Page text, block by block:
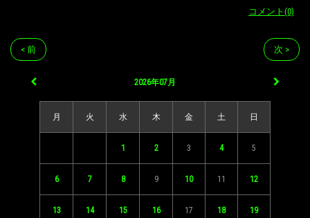
コメント(0)
< 前 次 >
2026年07月
月 火 水 木 金 土 日
1 2 3 4 5
6 7 8 9 10 11 12
13 14 15 16 17 18 19